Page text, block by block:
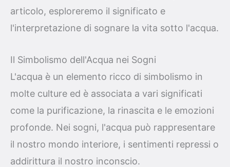
articolo, esploreremo il significato e
l'interpretazione di sognare la vita sotto l'acqua.
Il Simbolismo dell'Acqua nei Sogni
L'acqua è un elemento ricco di simbolismo in
molte culture ed è associata a vari significati
come la purificazione, la rinascita e le emozioni
profonde. Nei sogni, l'acqua può rappresentare
il nostro mondo interiore, i sentimenti repressi o
addirittura il nostro inconscio.